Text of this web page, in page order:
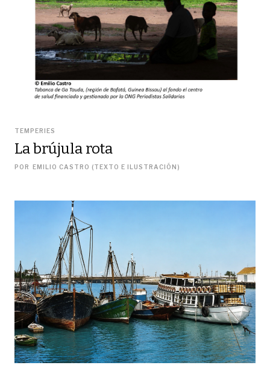
TEMPERIES
La brújula rota
POR EMILIO CASTRO (TEXTO E ILUSTRACIÓN)